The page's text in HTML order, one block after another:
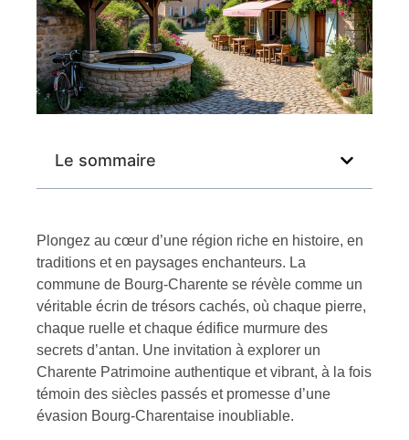
Le sommaire
Plongez au cœur d’une région riche en histoire, en
traditions et en paysages enchanteurs. La
commune de Bourg-Charente se révèle comme un
véritable écrin de trésors cachés, où chaque pierre,
chaque ruelle et chaque édifice murmure des
secrets d’antan. Une invitation à explorer un
Charente Patrimoine authentique et vibrant, à la fois
témoin des siècles passés et promesse d’une
évasion Bourg-Charentaise inoubliable.